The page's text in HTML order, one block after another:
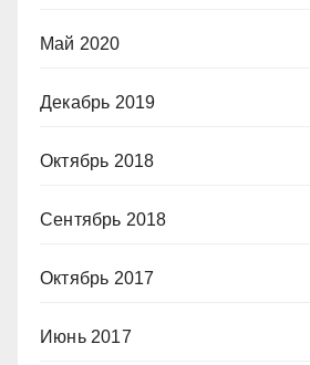
Май 2020
Декабрь 2019
Октябрь 2018
Сентябрь 2018
Октябрь 2017
Июнь 2017